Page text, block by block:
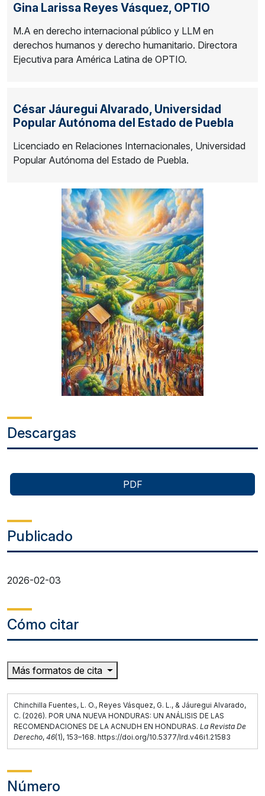
Gina Larissa Reyes Vásquez, OPTIO
M.A en derecho internacional público y LLM en
derechos humanos y derecho humanitario. Directora
Ejecutiva para América Latina de OPTIO.
César Jáuregui Alvarado, Universidad
Popular Autónoma del Estado de Puebla
Licenciado en Relaciones Internacionales, Universidad
Popular Autónoma del Estado de Puebla.
Descargas
PDF
Publicado
2026-02-03
Cómo citar
Más formatos de cita
Chinchilla Fuentes, L. O., Reyes Vásquez, G. L., & Jáuregui Alvarado,
C. (2026). POR UNA NUEVA HONDURAS: UN ANÁLISIS DE LAS
RECOMENDACIONES DE LA ACNUDH EN HONDURAS. La Revista De
Derecho, 46(1), 153–168. https://doi.org/10.5377/lrd.v46i1.21583
Número